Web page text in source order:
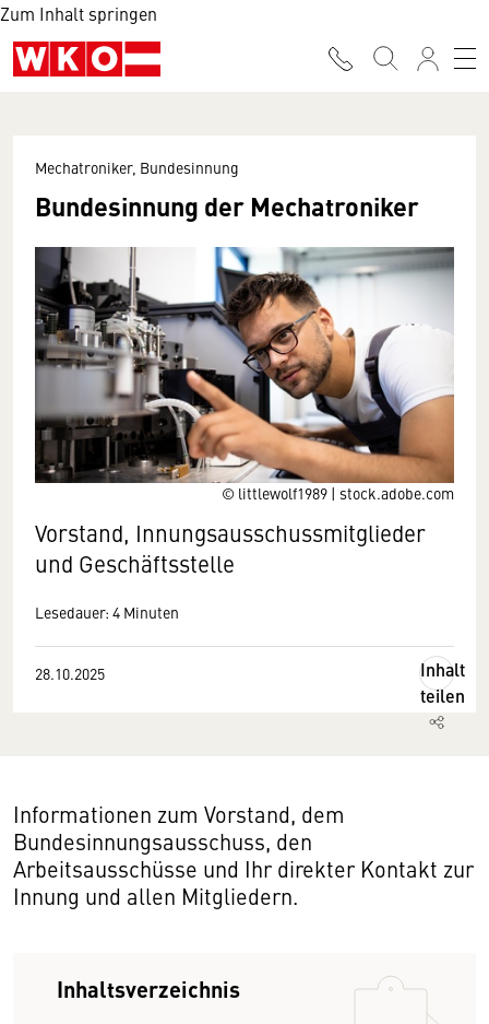
Zum Inhalt springen
© littlewolf1989 | stock.adobe.com
Mechatroniker, Bundesinnung
Bundesinnung der Mechatroniker
Vorstand, Innungsausschussmitglieder
und Geschäftsstelle
Lesedauer: 4 Minuten
28.10.2025
Inhalt
teilen
Informationen zum Vorstand, dem
Bundesinnungsausschuss, den
Arbeitsausschüsse und Ihr direkter Kontakt zur
Innung und allen Mitgliedern.
Inhaltsverzeichnis